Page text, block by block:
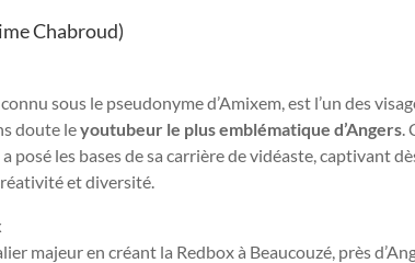
Chabroud)
sous le pseudonyme d’Amixem, est l’un des
doute leyoutubeur le plus emblématique d’Angers
posé les bases de sa carrière de vidéaste, captivant
et diversité.
majeur en créant la Redbox à Beaucouzé, près